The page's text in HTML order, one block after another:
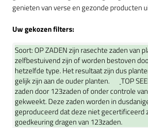
genieten van verse en gezonde producten
Uw gekozen filters:
Soort: OP ZADEN zijn rasechte zaden van
zelfbestuivend zijn of worden bestoven
hetzelfde type. Het resultaat zijn dus
gelijk zijn aan de ouder planten.
TOP
zaden door 123zaden of onder controle
gekweekt. Deze zaden worden in
geproduceerd dat deze niet gecertificeerd
goedkeuring dragen van 123zaden.